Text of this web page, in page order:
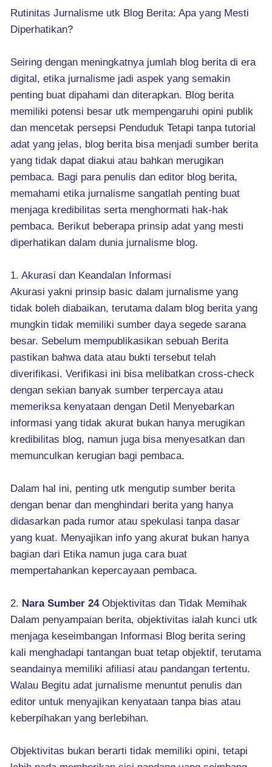
Rutinitas Jurnalisme utk Blog Berita: Apa yang Mesti
Diperhatikan?
Seiring dengan meningkatnya jumlah blog berita di era
digital, etika jurnalisme jadi aspek yang semakin
penting buat dipahami dan diterapkan. Blog berita
memiliki potensi besar utk mempengaruhi opini publik
dan mencetak persepsi Penduduk Tetapi tanpa tutorial
adat yang jelas, blog berita bisa menjadi sumber berita
yang tidak dapat diakui atau bahkan merugikan
pembaca. Bagi para penulis dan editor blog berita,
memahami etika jurnalisme sangatlah penting buat
menjaga kredibilitas serta menghormati hak-hak
pembaca. Berikut beberapa prinsip adat yang mesti
diperhatikan dalam dunia jurnalisme blog.
1. Akurasi dan Keandalan Informasi
Akurasi yakni prinsip basic dalam jurnalisme yang
tidak boleh diabaikan, terutama dalam blog berita yang
mungkin tidak memiliki sumber daya segede sarana
besar. Sebelum mempublikasikan sebuah Berita
pastikan bahwa data atau bukti tersebut telah
diverifikasi. Verifikasi ini bisa melibatkan cross-check
dengan sekian banyak sumber terpercaya atau
memeriksa kenyataan dengan Detil Menyebarkan
informasi yang tidak akurat bukan hanya merugikan
kredibilitas blog, namun juga bisa menyesatkan dan
memunculkan kerugian bagi pembaca.
Dalam hal ini, penting utk mengutip sumber berita
dengan benar dan menghindari berita yang hanya
didasarkan pada rumor atau spekulasi tanpa dasar
yang kuat. Menyajikan info yang akurat bukan hanya
bagian dari Etika namun juga cara buat
mempertahankan kepercayaan pembaca.
2. Nara Sumber 24Objektivitas dan Tidak Memihak
Dalam penyampaian berita, objektivitas ialah kunci utk
menjaga keseimbangan Informasi Blog berita sering
kali menghadapi tantangan buat tetap objektif, terutama
seandainya memiliki afiliasi atau pandangan tertentu.
Walau Begitu adat jurnalisme menuntut penulis dan
editor untuk menyajikan kenyataan tanpa bias atau
keberpihakan yang berlebihan.
Objektivitas bukan berarti tidak memiliki opini, tetapi